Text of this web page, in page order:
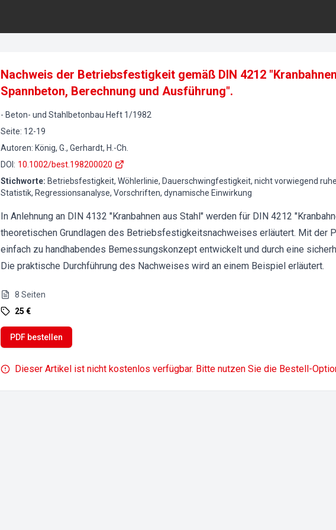
Nachweis der Betriebsfestigkeit gemäß DIN 4212
Spannbeton, Berechnung und Ausführung".
- Beton- und Stahlbetonbau Heft 1/1982
Seite: 12-19
Autoren: König, G., Gerhardt, H.-Ch.
DOI : 10.1002/best.198200020
Stichworte: Betriebsfestigkeit, Wöhlerlinie, Dauerschwingfestigkeit, nicht vorwiegend
Statistik, Regressionsanalyse, Vorschriften, dynamische Einwirkung
In Anlehnung an DIN 4132 "Kranbahnen aus Stahl" werden für DIN 4212
theoretischen Grundlagen des Betriebsfestigkeitsnachweises erläutert. Mit der
einfach zu handhabendes Bemessungskonzept entwickelt und durch eine
Die praktische Durchführung des Nachweises wird an einem Beispiel erläutert.
8 Seiten
25 €
PDF bestellen
Dieser Artikel ist nicht kostenlos verfügbar. Bitte nutzen Sie die Bestell-